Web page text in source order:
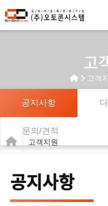
고
고객
공지사항
문의/견적
고객지원
공지사항